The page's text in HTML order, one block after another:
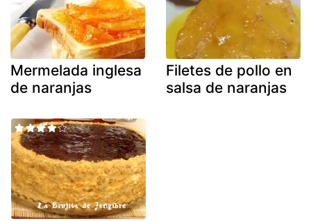
Mermelada inglesa
de naranjas
Filetes de pollo en
salsa de naranjas